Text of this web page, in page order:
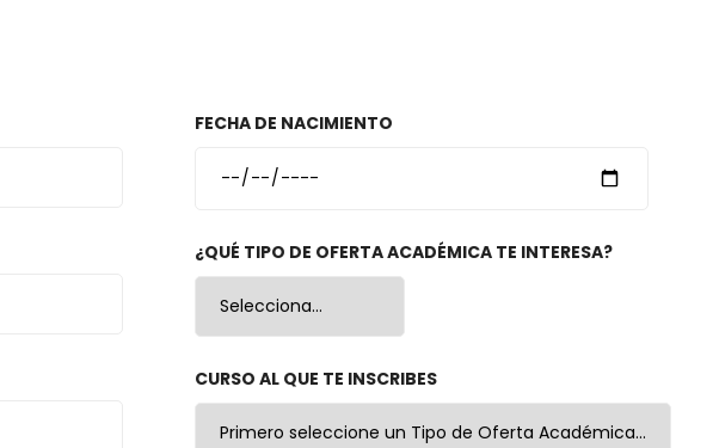
FECHA DE NACIMIENTO
¿QUÉ TIPO DE OFERTA ACADÉMICA TE INTERESA?
CURSO AL QUE TE INSCRIBES